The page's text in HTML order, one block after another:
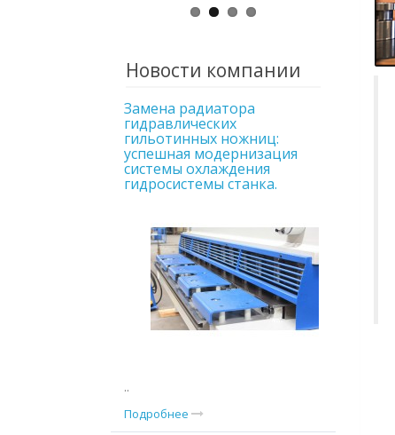
Новости компании
Замена радиатора
гидравлических
гильотинных ножниц:
успешная модернизация
системы охлаждения
гидросистемы станка.
..
Подробнее